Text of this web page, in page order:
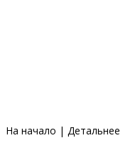
На начало | Детальнее